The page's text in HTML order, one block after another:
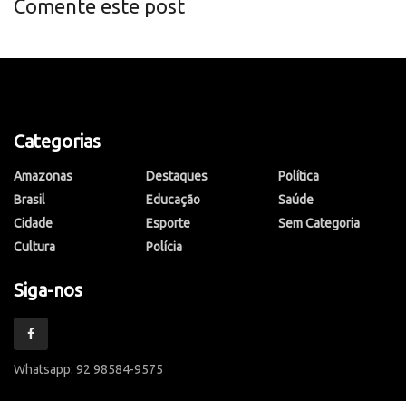
Comente este post
Categorias
Amazonas
Brasil
Cidade
Cultura
Destaques
Educação
Esporte
Polícia
Política
Saúde
Sem Categoria
Siga-nos
Whatsapp: 92 98584-9575